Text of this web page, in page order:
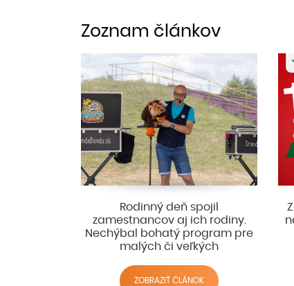
Zoznam článkov
Rodinný deň spojil
zamestnancov aj ich rodiny.
Nechýbal bohatý program pre
malých či veľkých
ZOBRAZIŤ ČLÁNOK